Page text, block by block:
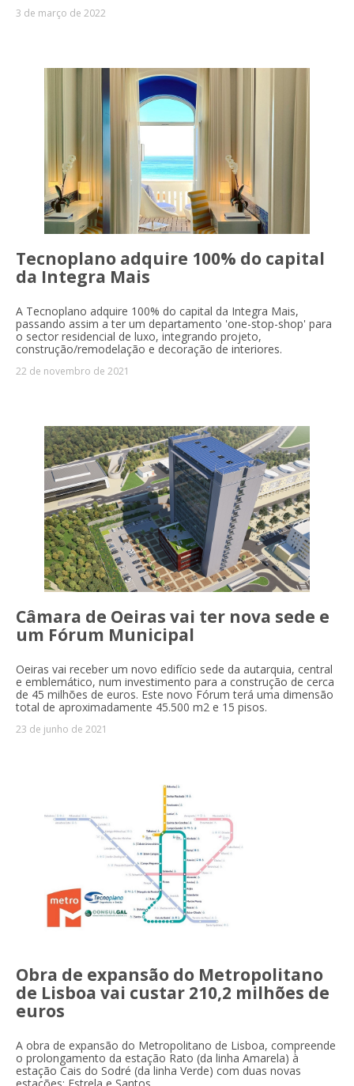
3 de março de 2022
Tecnoplano adquire 100% do capital
da Integra Mais
A Tecnoplano adquire 100% do capital da Integra Mais,
passando assim a ter um departamento 'one-stop-shop' para
o sector residencial de luxo, integrando projeto,
construção/remodelação e decoração de interiores.
22 de novembro de 2021
Câmara de Oeiras vai ter nova sede e
um Fórum Municipal
Oeiras vai receber um novo edifício sede da autarquia, central
e emblemático, num investimento para a construção de cerca
de 45 milhões de euros. Este novo Fórum terá uma dimensão
total de aproximadamente 45.500 m2 e 15 pisos.
23 de junho de 2021
Obra de expansão do Metropolitano
de Lisboa vai custar 210,2 milhões de
euros
A obra de expansão do Metropolitano de Lisboa, compreende
o prolongamento da estação Rato (da linha Amarela) à
estação Cais do Sodré (da linha Verde) com duas novas